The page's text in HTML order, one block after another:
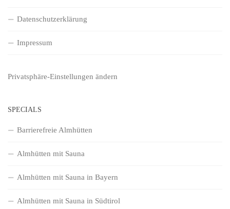
Datenschutzerklärung
Impressum
Privatsphäre-Einstellungen ändern
SPECIALS
Barrierefreie Almhütten
Almhütten mit Sauna
Almhütten mit Sauna in Bayern
Almhütten mit Sauna in Südtirol